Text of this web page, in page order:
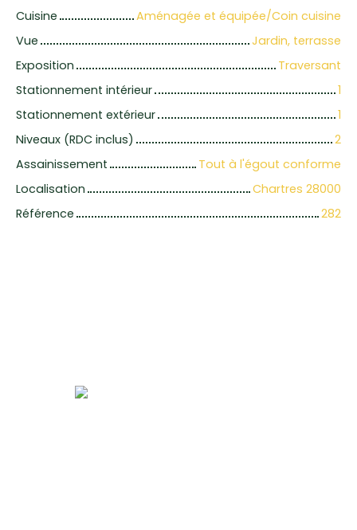
Cuisine
Aménagée et équipée/Coin cuisine
Vue
Jardin, terrasse
Exposition
Traversant
Stationnement intérieur
1
Stationnement extérieur
1
Niveaux (RDC inclus)
2
Assainissement
Tout à l'égout conforme
Localisation
Chartres 28000
Référence
282